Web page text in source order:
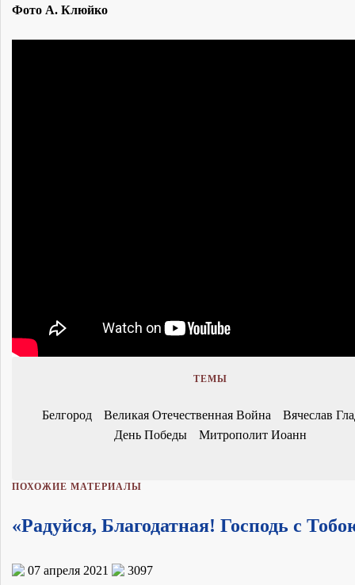
Фото А. Клюйко
ТЕМЫ
Белгород Великая Отечественная Война
Вячеслав
День Победы
Митрополит Иоанн
ПОХОЖИЕ МАТЕРИАЛЫ
«Радуйся, Благодатная! Господь с
07 апреля 2021 3097